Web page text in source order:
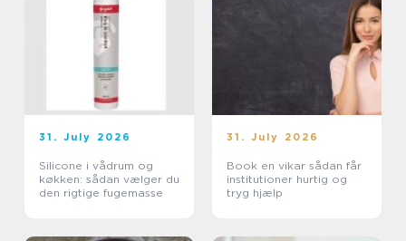
31. July 2026
Silicone i vådrum og
køkken: sådan vælger du
den rigtige fugemasse
31. July 2026
Book en vikar sådan får
institutioner hurtig og
tryg hjælp